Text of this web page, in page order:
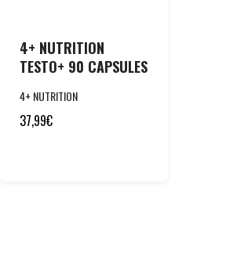
4+ NUTRITION
TESTO+ 90 CAPSULES
4+ NUTRITION
37,99€